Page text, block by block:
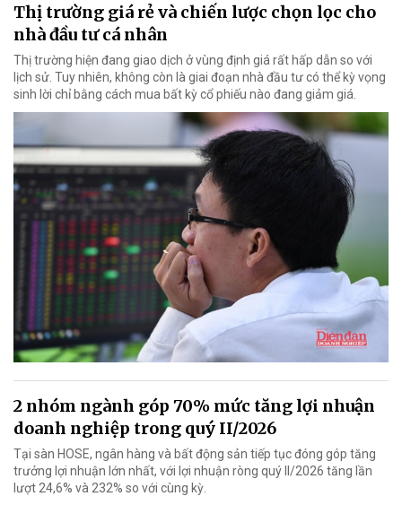
Thị trường giá rẻ và chiến lược chọn lọc cho
nhà đầu tư cá nhân
Thị trường hiện đang giao dịch ở vùng định giá rất hấp dẫn so với
lịch sử. Tuy nhiên, không còn là giai đoạn nhà đầu tư có thể kỳ vọng
sinh lời chỉ bằng cách mua bất kỳ cổ phiếu nào đang giảm giá.
2 nhóm ngành góp 70% mức tăng lợi nhuận
doanh nghiệp trong quý II/2026
Tại sàn HOSE, ngân hàng và bất động sản tiếp tục đóng góp tăng
trưởng lợi nhuận lớn nhất, với lợi nhuận ròng quý II/2026 tăng lần
lượt 24,6% và 232% so với cùng kỳ.